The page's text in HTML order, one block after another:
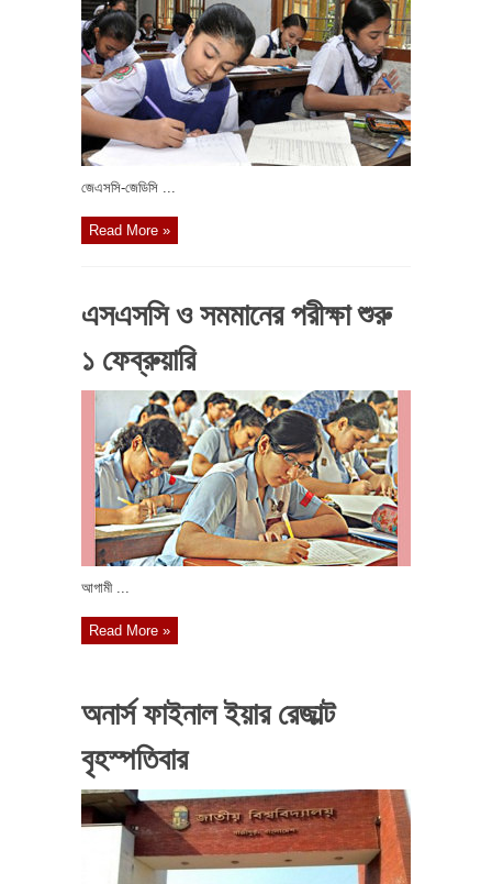
জেএসসি-জেডিসি ...
Read More »
এসএসসি ও সমমানের পরীক্ষা শুরু
১ ফেব্রুয়ারি
আগামী ...
Read More »
অনার্স ফাইনাল ইয়ার রেজাল্ট
বৃহস্পতিবার